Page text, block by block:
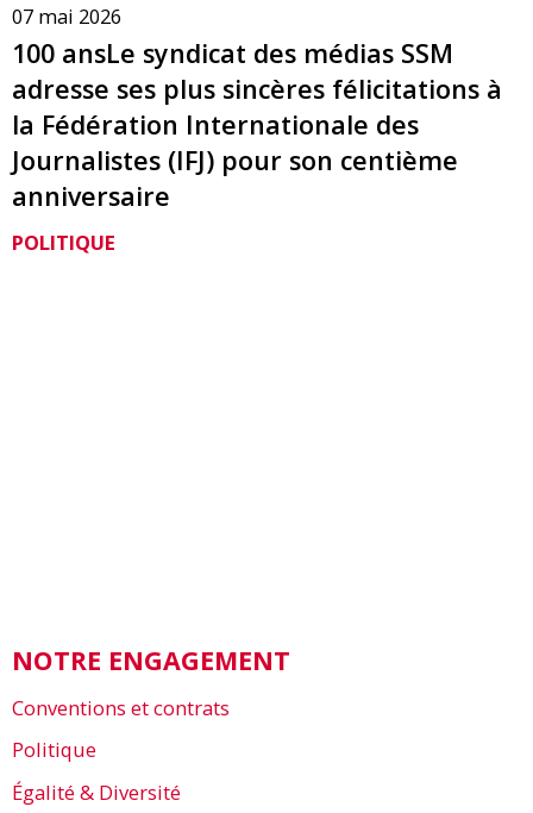
07 mai 2026
100 ansLe syndicat des médias SSM
adresse ses plus sincères félicitations à
la Fédération Internationale des
Journalistes (IFJ) pour son centième
anniversaire
POLITIQUE
NOTRE ENGAGEMENT
Conventions et contrats
Politique
Égalité & Diversité